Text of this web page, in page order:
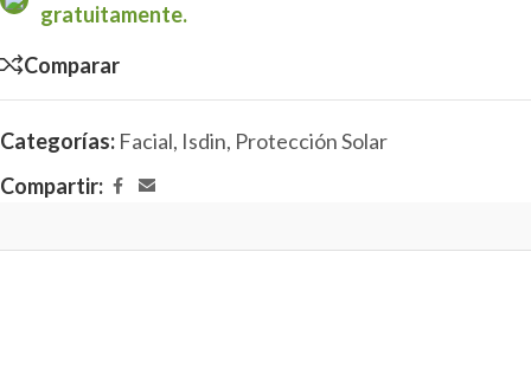
gratuitamente.
Comparar
Categorías: Facial, Isdin, Protección Solar
Compartir: